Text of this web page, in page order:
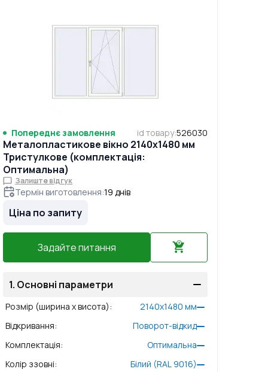
Попереднє замовлення id товару:526030
Металопластикове вікно 2140x1480 мм
Тристулкове (комплектація:
Оптимальна)
Залиште відгук
Термін виготовлення:19 днів
Ціна по запиту
Задайте питання
1. Основні параметри
Розмір (ширина x висота): 2140x1480 мм
Відкривання:
Поворот-відкид
Комплектація:
Оптимальна
Колір ззовні:
Білий (RAL 9016)